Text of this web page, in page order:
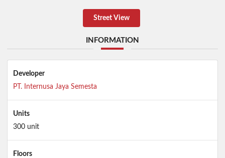
Street View
INFORMATION
Developer
PT. Internusa Jaya Semesta
Units
300 unit
Floors